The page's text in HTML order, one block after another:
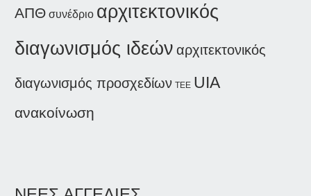
ΑΠΘ συνέδριο αρχιτεκτονικός
διαγωνισμός ιδεών αρχιτεκτονικός
διαγωνισμός προσχεδίων ΤΕΕ UIA
ανακοίνωση